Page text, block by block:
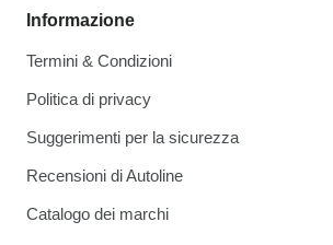
Informazione
Termini & Condizioni
Politica di privacy
Suggerimenti per la sicurezza
Recensioni di Autoline
Catalogo dei marchi